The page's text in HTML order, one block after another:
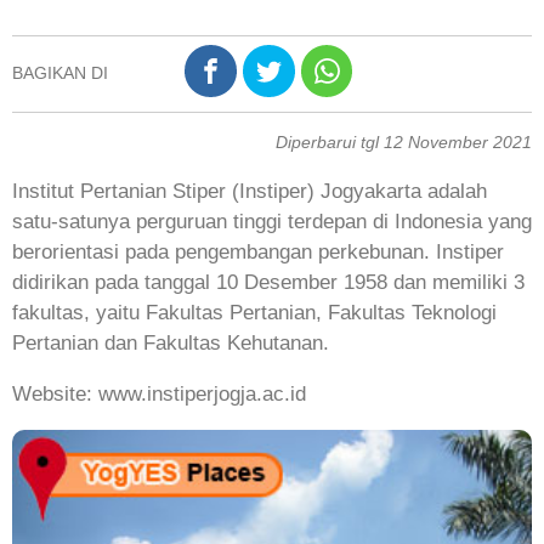
BAGIKAN DI
Diperbarui tgl 12 November 2021
Institut Pertanian Stiper (Instiper) Jogyakarta adalah
satu-satunya perguruan tinggi terdepan di Indonesia yang
berorientasi pada pengembangan perkebunan. Instiper
didirikan pada tanggal 10 Desember 1958 dan memiliki 3
fakultas, yaitu Fakultas Pertanian, Fakultas Teknologi
Pertanian dan Fakultas Kehutanan.
Website: www.instiperjogja.ac.id